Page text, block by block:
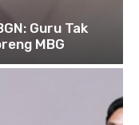
Guru Tak
MBG